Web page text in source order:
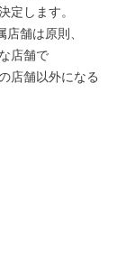
店舗は原則、